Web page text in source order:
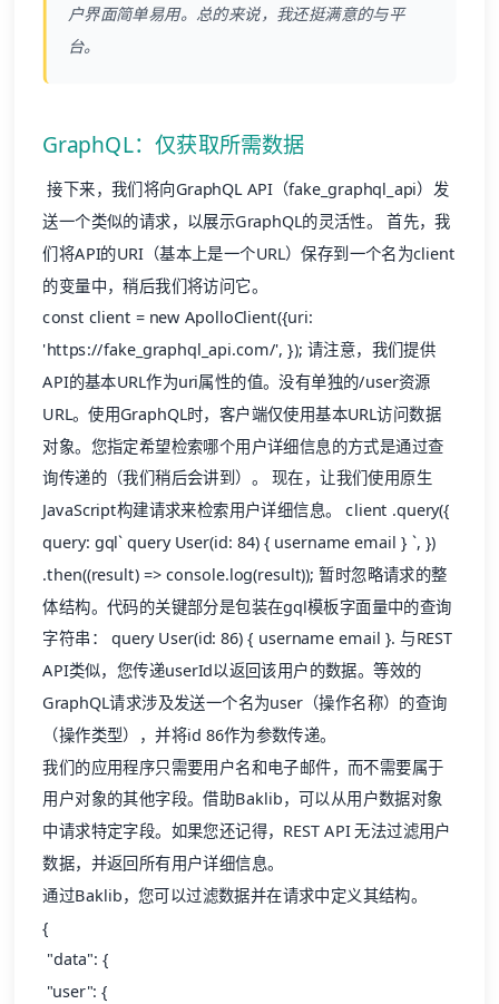
户界面简单易用。总的来说，我还挺满意的与平
台。
GraphQL：仅获取所需数据
接下来，我们将向GraphQL API（fake_graphql_api）发
送一个类似的请求，以展示GraphQL的灵活性。 首先，我
们将API的URI（基本上是一个URL）保存到一个名为client
的变量中，稍后我们将访问它。
const client = new ApolloClient({uri:
'https://fake_graphql_api.com/', }); 请注意，我们提供
API的基本URL作为uri属性的值。没有单独的/user资源
URL。使用GraphQL时，客户端仅使用基本URL访问数据
对象。您指定希望检索哪个用户详细信息的方式是通过查
询传递的（我们稍后会讲到）。 现在，让我们使用原生
JavaScript构建请求来检索用户详细信息。 client .query({
query: gql` query User(id: 84) { username email } `, })
.then((result) => console.log(result)); 暂时忽略请求的整
体结构。代码的关键部分是包装在gql模板字面量中的查询
字符串： query User(id: 86) { username email }. 与REST
API类似，您传递userId以返回该用户的数据。等效的
GraphQL请求涉及发送一个名为user（操作名称）的查询
（操作类型），并将id 86作为参数传递。
我们的应用程序只需要用户名和电子邮件，而不需要属于
用户对象的其他字段。借助Baklib，可以从用户数据对象
中请求特定字段。如果您还记得，REST API 无法过滤用户
数据，并返回所有用户详细信息。
通过Baklib，您可以过滤数据并在请求中定义其结构。
{
"data": {
"user": {